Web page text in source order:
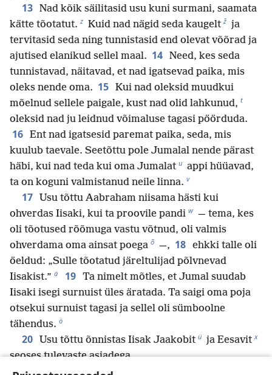
13 Nad kõik säilitasid usu kuni surmani, saamata
kätte tõotatut. z Kuid nad nägid seda kaugelt ž ja
tervitasid seda ning tunnistasid end olevat võõrad ja
ajutised elanikud sellel maal. 14 Need, kes seda
tunnistavad, näitavad, et nad igatsevad paika, mis
oleks nende oma. 15 Kui nad oleksid muudkui
mõelnud sellele paigale, kust nad olid lahkunud, t
oleksid nad ju leidnud võimaluse tagasi pöörduda.
16 Ent nad igatsesid paremat paika, seda, mis
kuulub taevale. Seetõttu pole Jumalal nende pärast
häbi, kui nad teda kui oma Jumalat u appi hüüavad,
ta on koguni valmistanud neile linna. v
17 Usu tõttu Aabraham niisama hästi kui
ohverdas Iisaki, kui ta proovile pandi w — tema, kes
oli tõotused rõõmuga vastu võtnud, oli valmis
ohverdama oma ainsat poega õ —, 18 ehkki talle oli
öeldud: „Sulle tõotatud järeltulijad põlvnevad
Iisakist.” ä 19 Ta nimelt mõtles, et Jumal suudab
Iisaki isegi surnuist üles äratada. Ta saigi oma poja
otsekui surnuist tagasi ja sellel oli sümboolne
tähendus. ö
20 Usu tõttu õnnistas Iisak Jaakobit ü ja Eesavit x
seoses tulevaste asjadega.
21 Usu tõttu õnnistas Jaakob enne oma surma